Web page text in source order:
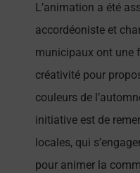
L’animation a été
accordéoniste et
municipaux ont une
créativité pour
couleurs de
initiative est de
locales, qui
pour animer la